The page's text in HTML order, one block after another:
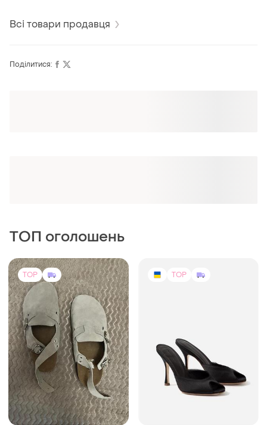
Всі товари продавця
Поділитися:
1100 грн 4
1200 грн -9%
Нові клоги натуральна
замша
5500 грн 39
Kachorovska